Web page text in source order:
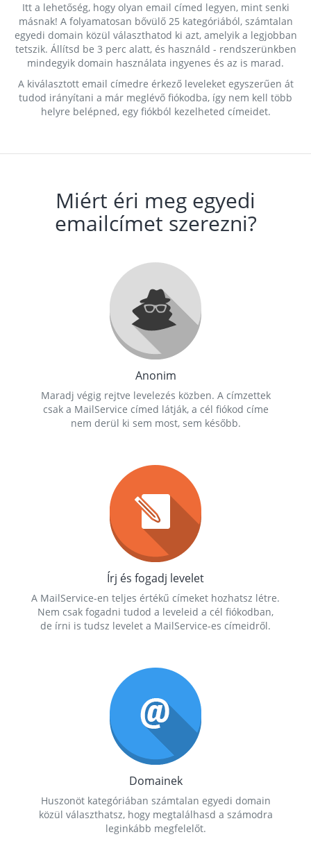
Itt a lehetőség, hogy olyan email címed legyen, mint senki
másnak! A folyamatosan bővülő 25 kategóriából, számtalan
egyedi domain közül választhatod ki azt, amelyik a legjobban
tetszik. Állítsd be 3 perc alatt, és használd - rendszerünkben
mindegyik domain használata ingyenes és az is marad.
A kiválasztott email címedre érkező leveleket egyszerűen át
tudod irányítani a már meglévő fiókodba, így nem kell több
helyre belépned, egy fiókból kezelheted címeidet.
Miért éri meg egyedi
emailcímet szerezni?
Anonim
Maradj végig rejtve levelezés közben. A címzettek
csak a MailService címed látják, a cél fiókod címe
nem derül ki sem most, sem később.
Írj és fogadj levelet
A MailService-en teljes értékű címeket hozhatsz létre.
Nem csak fogadni tudod a leveleid a cél fiókodban,
de írni is tudsz levelet a MailService-es címeidről.
Domainek
Huszonöt kategóriában számtalan egyedi domain
közül választhatsz, hogy megtalálhasd a számodra
leginkább megfelelőt.